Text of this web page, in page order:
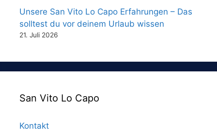
Unsere San Vito Lo Capo Erfahrungen – Das
solltest du vor deinem Urlaub wissen
21. Juli 2026
San Vito Lo Capo
Kontakt